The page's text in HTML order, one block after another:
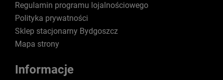
Regulamin programu lojalnościowego
Polityka prywatności
Sklep stacjonarny Bydgoszcz
Mapa strony
Informacje